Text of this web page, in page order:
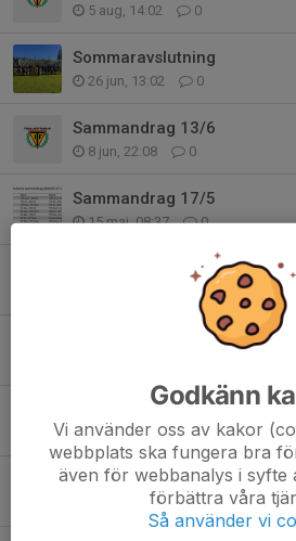
5 aug, 14:02 0
Sommaravslutning
26 jun, 13:02 0
Sammandrag 13/6
8 jun, 22:08 0
Sammandrag 17/5
15 maj, 08:37 0
Klädprovar-dagar på TIF
0
Första sammandraget
Inför sammandrag
30 apr, 20:10 0
Inför ica Maxi
16 apr, 18:32 0
Godkänn
Vi använder oss av kakor
webbplats ska fungera bra
även för webbanalys i syfte
förbättra våra
Så använder vi